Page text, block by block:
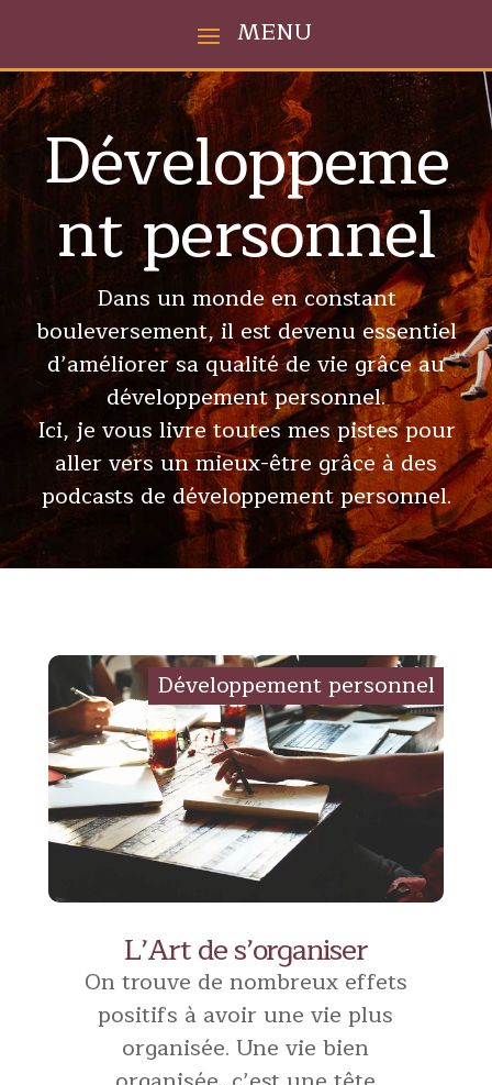
Développeme
nt personnel
Dans un monde en constant
bouleversement, il est devenu essentiel
d’améliorer sa qualité de vie grâce au
développement personnel.
Ici, je vous livre toutes mes pistes pour
aller vers un mieux-être grâce à des
podcasts de développement personnel.
L’Art de s’organiser
On trouve de nombreux effets
positifs à avoir une vie plus
organisée. Une vie bien